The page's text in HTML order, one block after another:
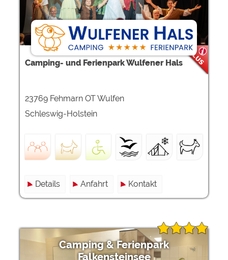
Camping- und Ferienpark Wulfener Hals
23769 Fehmarn OT Wulfen
Schleswig-Holstein
Details Anfahrt Kontakt
Camping & Ferienpark
Falkensteinsee